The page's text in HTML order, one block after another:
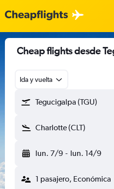
Cheap flights desde
Ida y vuelta
Tegucigalpa (TGU)
Charlotte (CLT)
lun. 7/9 - lun. 14/9
1 pasajero, Económica